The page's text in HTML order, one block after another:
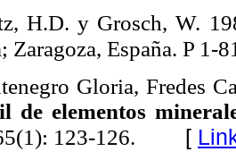
H.D. y Grosch, W.
Zaragoza, España. P 1-
Gloria, Fredes
de elementos
123-126. [